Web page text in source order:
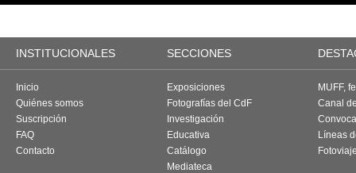
INSTITUCIONALES SECCIONES
Inicio
Quiénes somos
Suscripción
FAQ
Contacto
Exposiciones
Fotografías del CdF
Investigación
Educativa
Catálogo
Mediateca
MUFF,
Canal
Líneas